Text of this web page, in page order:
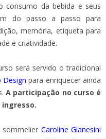
consumo da bebida e seus
do passo a passo para
memória, etiqueta para
e criatividade.
será servido o tradicional
Design para enriquecer ainda
A participação no curso é
Caroline Gianesini